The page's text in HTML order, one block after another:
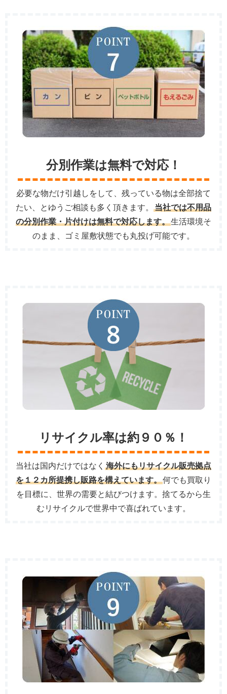
分別作業は無料で対応！
必要な物だけ引越しをして、残っている物は全部捨て
たい、とゆうご相談も多く頂きます。
当社では不用品
の分別作業・片付けは無料で対応します。生活環境そ
のまま、ゴミ屋敷状態でも丸投げ可能です。
リサイクル率は約９０％！
当社は国内だけではなく海外にもリサイクル販売拠点
を１２カ所提携し販路を構えています。何でも買取り
を目標に、世界の需要と結びつけます。捨てるから生
むリサイクルで世界中で喜ばれています。